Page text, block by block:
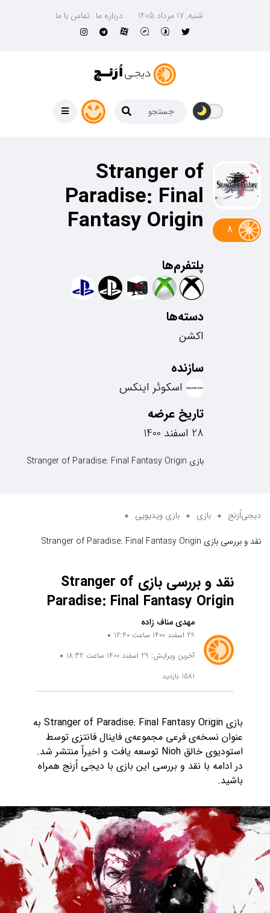
شنبه, 17 مرداد 1405 درباره ما تماس با ما
8
Stranger of
Paradise: Final
Fantasy Origin
پلتفرم‌ها
دسته‌ها
اکشن
سازنده
اسکوئر اینکس
تاریخ عرضه
28 اسفند 1400
بازی Stranger of Paradise: Final Fantasy Origin
دیجی‌اُرَنج بازی
بازی ویدیویی
نقد و بررسی بازی Stranger of Paradise: Final Fantasy Origin
نقد و بررسی بازی Stranger of
Paradise: Final Fantasy Origin
مهدی مناف زاده
29 اسفند 1400 ساعت 12:40
آخرین ویرایش: 29 اسفند 1400 ساعت 18:32
1581 بازدید
بازی Stranger of Paradise: Final Fantasy Origin به
عنوان نسخه‌ی فرعی مجموعه‌ی فاینال فانتزی توسط
استودیوی خالق Nioh توسعه یافت و اخیراً منتشر شد.
در ادامه با نقد و بررسی این بازی با دیجی اُرَنج همراه
باشید.